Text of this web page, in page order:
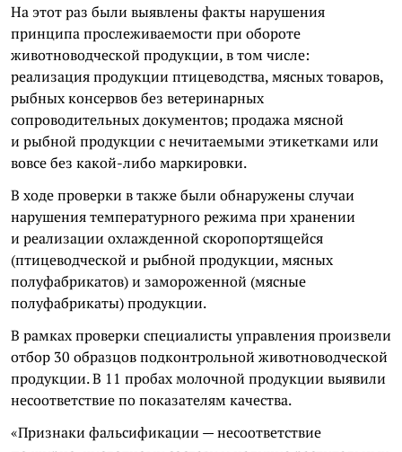
На этот раз были выявлены факты нарушения
принципа прослеживаемости при обороте
животноводческой продукции, в том числе:
реализация продукции птицеводства, мясных товаров,
рыбных консервов без ветеринарных
сопроводительных документов; продажа мясной
и рыбной продукции с нечитаемыми этикетками или
вовсе без какой-либо маркировки.
В ходе проверки в также были обнаружены случаи
нарушения температурного режима при хранении
и реализации охлажденной скоропортящейся
(птицеводческой и рыбной продукции, мясных
полуфабрикатов) и замороженной (мясные
полуфабрикаты) продукции.
В рамках проверки специалисты управления произвели
отбор 30 образцов подконтрольной животноводческой
продукции. В 11 пробах молочной продукции выявили
несоответствие по показателям качества.
«Признаки фальсификации — несоответствие